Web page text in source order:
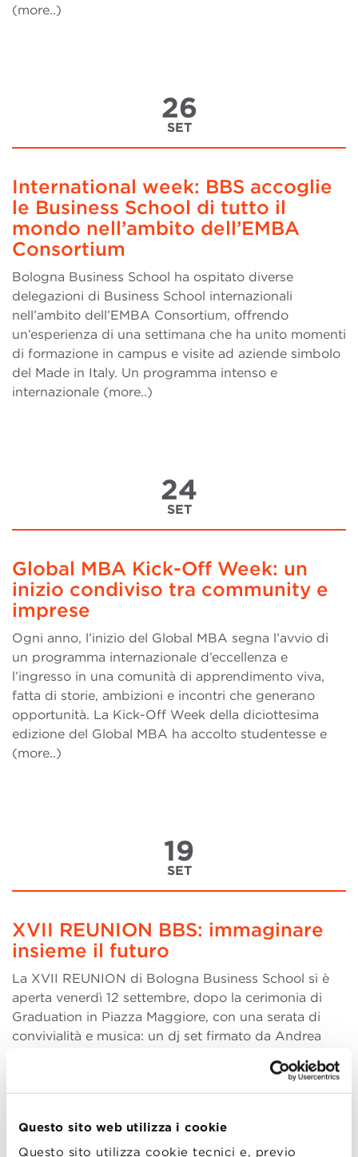
Questo sito web utilizza i cookie
Questo sito utilizza cookie tecnici e, previo
(more..)
26
SET
International week: BBS accoglie
le Business School di tutto il
mondo nell’ambito dell’EMBA
Consortium
Bologna Business School ha ospitato diverse
delegazioni di Business School internazionali
nell’ambito dell’EMBA Consortium, offrendo
un’esperienza di una settimana che ha unito momenti
di formazione in campus e visite ad aziende simbolo
del Made in Italy. Un programma intenso e
internazionale (more..)
24
SET
Global MBA Kick-Off Week: un
inizio condiviso tra community e
imprese
Ogni anno, l’inizio del Global MBA segna l’avvio di
un programma internazionale d’eccellenza e
l’ingresso in una comunità di apprendimento viva,
fatta di storie, ambizioni e incontri che generano
opportunità. La Kick-Off Week della diciottesima
edizione del Global MBA ha accolto studentesse e
(more..)
19
SET
XVII REUNION BBS: immaginare
insieme il futuro
La XVII REUNION di Bologna Business School si è
aperta venerdì 12 settembre, dopo la cerimonia di
Graduation in Piazza Maggiore, con una serata di
convivialità e musica: un dj set firmato da Andrea
insieme alla band SMOMA, ha dato il via all’incontr
(more..)